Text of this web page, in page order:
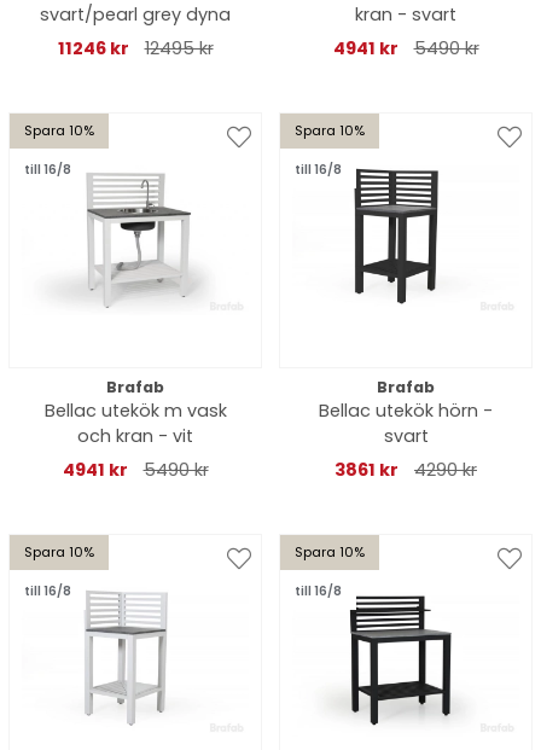
svart/pearl grey dyna
11246 kr
12495 kr
kran - svart
4941 kr
5490 kr
Spara 10%
till 16/8
Brafab
Bellac utekök m vask
och kran - vit
4941 kr
5490 kr
Spara 10%
till 16/8
Brafab
Bellac utekök hörn -
svart
3861 kr
4290 kr
Spara 10%
till 16/8
Spara 10%
till 16/8